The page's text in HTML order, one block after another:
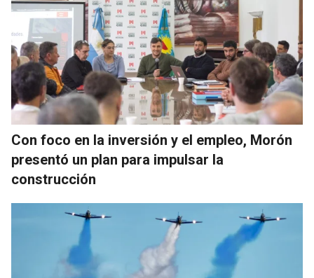
Con foco en la inversión y el empleo, Morón
presentó un plan para impulsar la
construcción